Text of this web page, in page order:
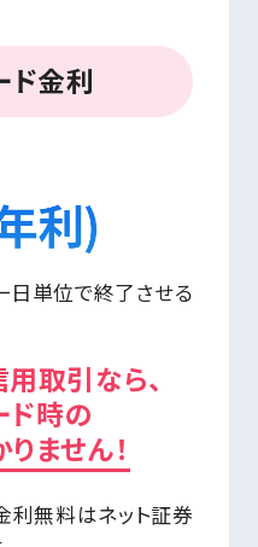
ド金利
日単位で終了させる
取引なら、
ド時の
ません！
利無料はネット証券